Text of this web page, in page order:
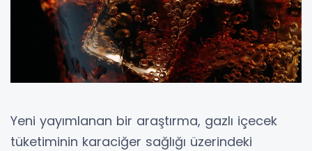
Yeni yayımlanan bir araştırma, gazlı içecek
tüketiminin karaciğer sağlığı üzerindeki